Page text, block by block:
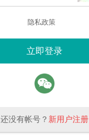
隐私政策
还没有帐号？ 新用户注册